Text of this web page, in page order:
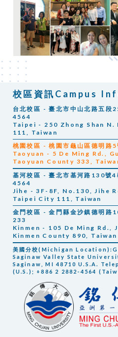
校區資訊Campus
台北校區 - 臺北市中山北路五
4564
Taipei - 250 Zhong Shan N.
111, Taiwan
桃園校區 - 桃園市龜山區德明
Taoyuan - 5 De Ming Rd.,
Taoyuan County 333,
基河校區 - 臺北市基河路130
4564
Jihe -3F-8F, No.130, Jihe
Taipei City 111, Taiwan
金門校區 - 金門縣金沙鎮德明
233
Kinmen - 105 De Ming Rd.,
Kinmen County 890, Taiwan
美國分校(Michigan
Saginaw Valley State
Saginaw, MI 48710 U.S.A.
(U.S.); +886 2 2882-4564